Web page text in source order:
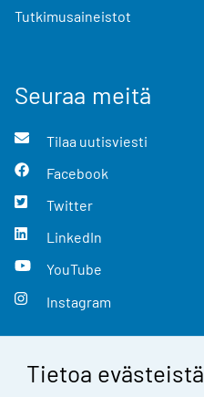
Tietoa evästeistä
Tutkimusaineistot
Seuraa meitä
Tilaa uutisviesti
Facebook
Twitter
LinkedIn
YouTube
Instagram
Yhteystiedot